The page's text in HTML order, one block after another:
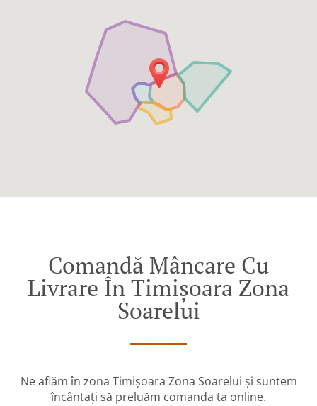
Comandă Mâncare Cu
Livrare În Timișoara Zona
Soarelui
Ne aflăm în zona Timișoara Zona Soarelui și suntem
încântați să preluăm comanda ta online.